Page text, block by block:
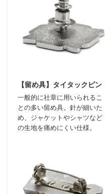
【留め具】タイタックピン
一般的に社章に用いられるこ
との多い留め具。針が細いた
め、ジャケットやシャツなど
の生地を痛めにくい仕様。